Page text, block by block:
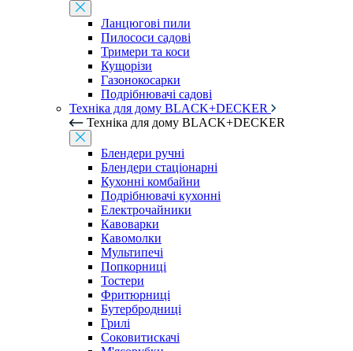
Ланцюгові пили
Пилососи садові
Тримери та коси
Кущорізи
Газонокосарки
Подрібнювачі садові
Техніка для дому BLACK+DECKER
Техніка для дому BLACK+DECKER
Блендери ручні
Блендери стаціонарні
Кухонні комбайни
Подрібнювачі кухонні
Електрочайники
Кавоварки
Кавомолки
Мультипечі
Попкорниці
Тостери
Фритюрниці
Бутербродниці
Грилі
Соковитискачі